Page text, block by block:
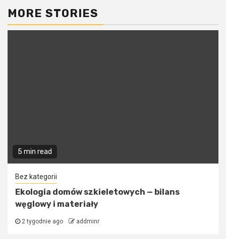
MORE STORIES
5 min read
Bez kategorii
Ekologia domów szkieletowych — bilans
węglowy i materiały
2 tygodnie ago addminr